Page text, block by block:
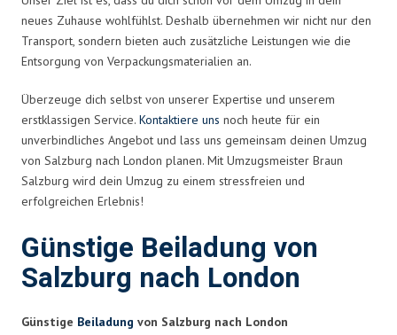
neues Zuhause wohlfühlst. Deshalb übernehmen wir nicht nur den
Transport, sondern bieten auch zusätzliche Leistungen wie die
Entsorgung von Verpackungsmaterialien an.
Überzeuge dich selbst von unserer Expertise und unserem
erstklassigen Service. Kontaktiere uns noch heute für ein
unverbindliches Angebot und lass uns gemeinsam deinen Umzug
von Salzburg nach London planen. Mit Umzugsmeister Braun
Salzburg wird dein Umzug zu einem stressfreien und
erfolgreichen Erlebnis!
Günstige Beiladung von
Salzburg nach London
Günstige Beiladung von Salzburg nach London